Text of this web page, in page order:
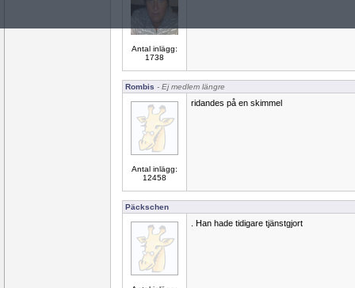
Antal inlägg:
1738
Rombis - Ej medlem längre
Antal inlägg:
12458
ridandes på en skimmel
Päckschen
. Han hade tidigare tjänstgjort